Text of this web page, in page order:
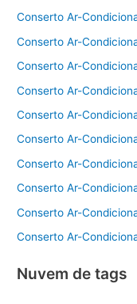
Conserto Ar-
Conserto Ar-
Conserto Ar-
Conserto Ar-
Conserto Ar-
Conserto Ar-
Conserto Ar-
Conserto Ar-
Conserto Ar-
Conserto Ar-
Nuvem de tags